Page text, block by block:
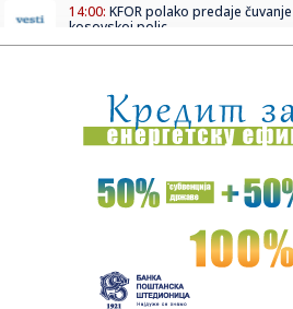
14:00: KFOR polako predaje
kosovskoj polic...
14:00:Opšta bolnica u Senti dobija
milijar...
14:00:Pozdrav novom valu: Koncert
Svi ovo bacaju, a on
13:57:Predsednik ukrajinskog